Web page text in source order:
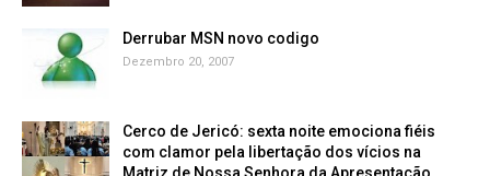
Derrubar MSN novo codigo
Dezembro 20, 2007
Cerco de Jericó: sexta noite emociona fiéis
com clamor pela libertação dos vícios na
Matriz de Nossa Senhora da Apresentação